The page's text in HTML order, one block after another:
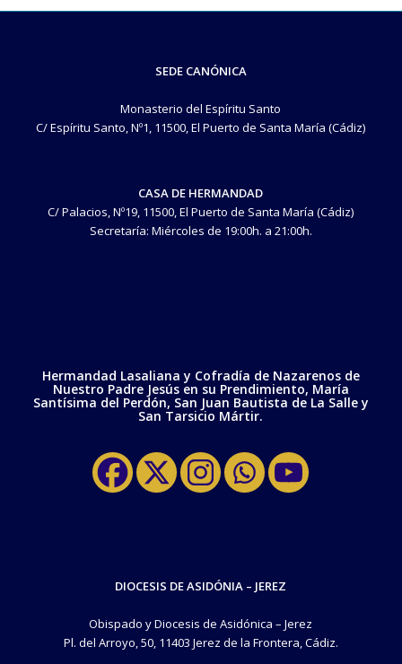
SEDE CANÓNICA
Monasterio del Espíritu Santo
C/ Espíritu Santo, Nº1, 11500, El Puerto de Santa María (Cádiz)
CASA DE HERMANDAD
C/ Palacios, Nº19, 11500, El Puerto de Santa María (Cádiz)
Secretaría: Miércoles de 19:00h. a 21:00h.
Hermandad Lasaliana y Cofradía de Nazarenos de
Nuestro Padre Jesús en su Prendimiento, María
Santísima del Perdón, San Juan Bautista de La Salle y
San Tarsicio Mártir.
DIOCESIS DE ASIDÓNIA – JEREZ
Obispado y Diocesis de Asidónica – Jerez
Pl. del Arroyo, 50, 11403 Jerez de la Frontera, Cádiz.